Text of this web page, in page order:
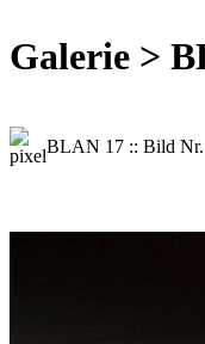
Galerie >
BLAN 17 :: Bild